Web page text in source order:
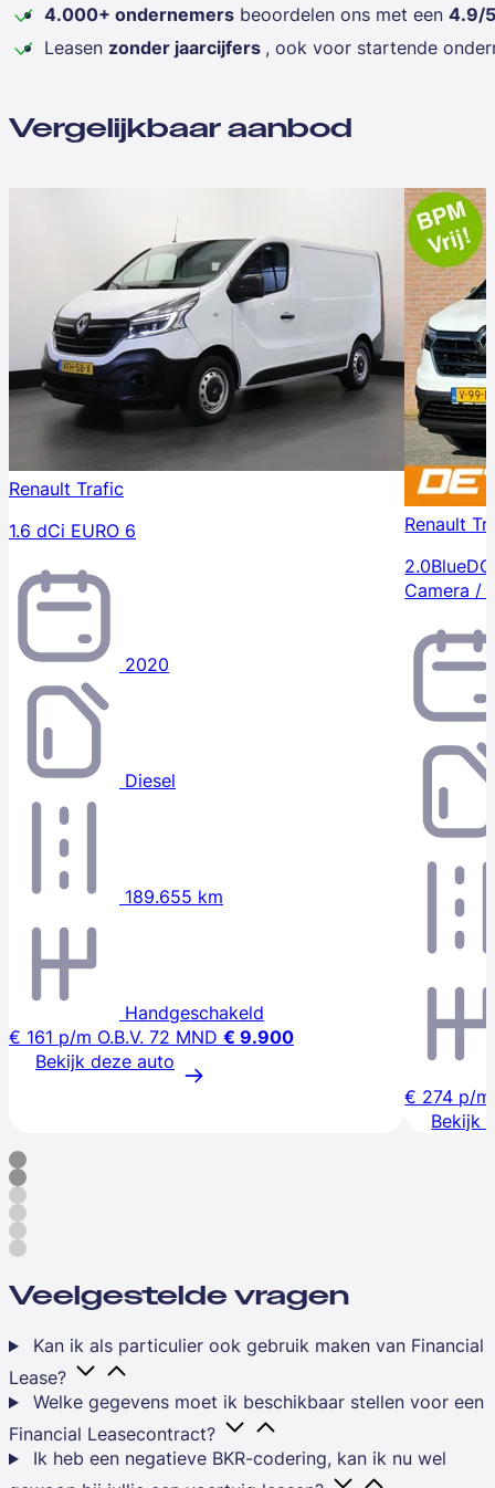
4.000+ ondernemers beoordelen ons met een 4.9/5
Leasen zonder jaarcijfers , ook voor startende
Vergelijkbaar aanbod
Renault Trafic
1.6 dCi EURO 6
2020
Diesel
189.655 km
Handgeschakeld
€ 161 p/m O.B.V. 72 MND € 9.900
Bekijk deze auto
Renault
Camera /
€ 274 p/m
Bekijk
Veelgestelde vragen
Kan ik als particulier ook gebruik maken van Financial
Lease?
Welke gegevens moet ik beschikbaar stellen voor een
Financial Leasecontract?
Ik heb een negatieve BKR-codering, kan ik nu wel